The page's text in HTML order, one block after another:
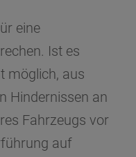
eine
Ist es
möglich, aus
Hindernissen an
Fahrzeugs vor
auf